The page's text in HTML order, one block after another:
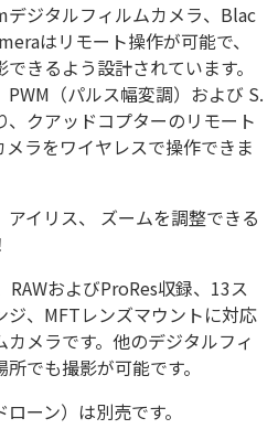
ジタルフィルムカメラ、Blac
はリモート操作が可能で、
きるよう設計されています。
（パルス幅変調）および S.
クアッドコプターのリモート
ラをワイヤレスで操作できま
イリス、 ズームを調整できる
およびProRes収録、13ス
ジ、MFTレンズマウントに対応
メラです。他のデジタルフィ
でも撮影が可能です。
ーン）は別売です。